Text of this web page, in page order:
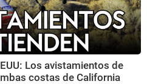
Los avistamientos de
costas de California